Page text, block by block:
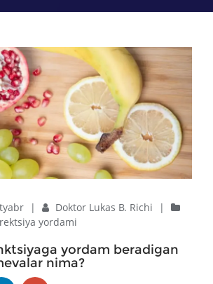
| Doktor Lukas B. Richi
|
yordami
yordam beradigan
nima?